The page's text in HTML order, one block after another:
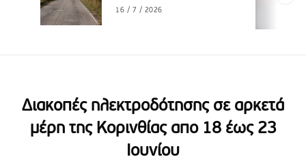
16 / 7 / 2026
Διακοπές ηλεκτροδότησης σε αρκετά
μέρη της Κορινθίας απο 18 έως 23
Ιουνίου